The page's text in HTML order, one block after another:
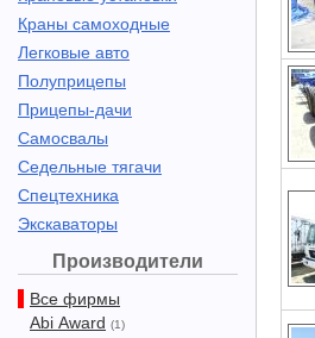
Краны самоходные
Легковые авто
Полуприцепы
Прицепы-дачи
Самосвалы
Седельные тягачи
Спецтехника
Экскаваторы
Производители
Все фирмы
Abi Award (1)